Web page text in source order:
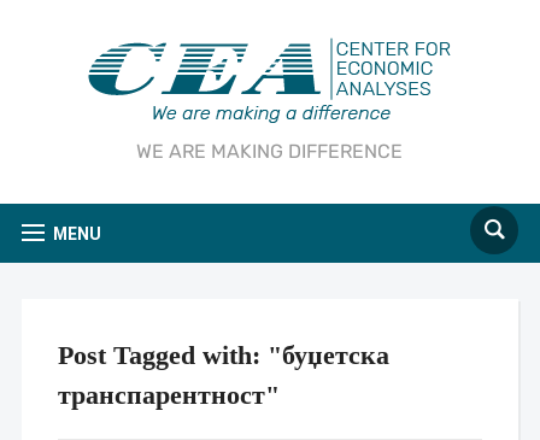
WE ARE MAKING DIFFERENCE
MENU
Post Tagged with: "буџетска
транспарентност"